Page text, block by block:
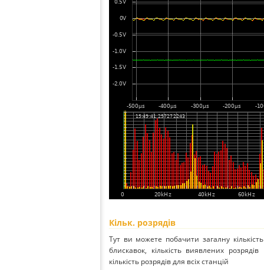
Кільк. розрядів
Тут ви можете побачити загалну
блискавок, кількість виявлених
кількість розрядів для всіх станцій